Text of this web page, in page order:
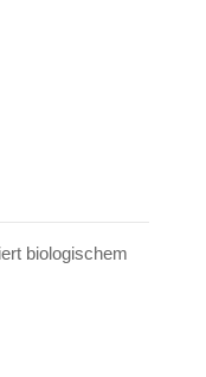
biologischem